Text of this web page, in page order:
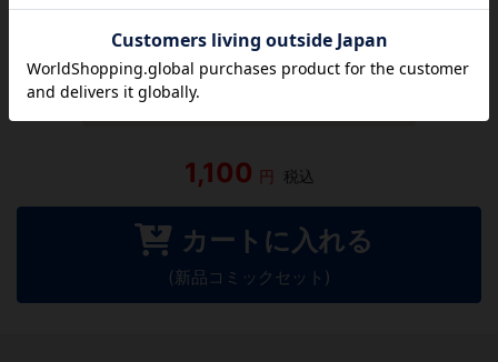
この作品にはまだレビューがありません。 今後読まれる
方のために感想を共有してもらえませんか？
レビューを書く
1,100 円 税込
カートに入れる
(新品コミックセット)